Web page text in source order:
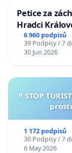
Petice za
Hradci
6 960 podpisů
39 Podpisy / 7
30 Jun 2026
‼️ STOP
1 172 podpisů
30 Podpisy / 7
6 May 2026